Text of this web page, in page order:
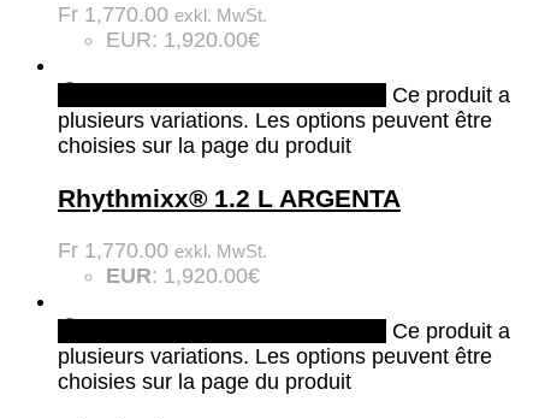
Fr 1,770.00 exkl. MwSt.
EUR: 1,920.00€
Ce produit a
plusieurs variations. Les options peuvent être
choisies sur la page du produit
Rhythmixx® 1.2 L ARGENTA
Fr 1,770.00 exkl. MwSt.
EUR: 1,920.00€
Ce produit a
plusieurs variations. Les options peuvent être
choisies sur la page du produit